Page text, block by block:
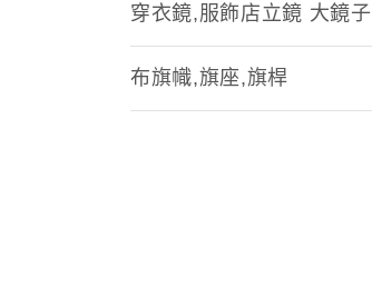
穿衣鏡,服飾店立鏡 大鏡子
布旗幟,旗座,旗桿